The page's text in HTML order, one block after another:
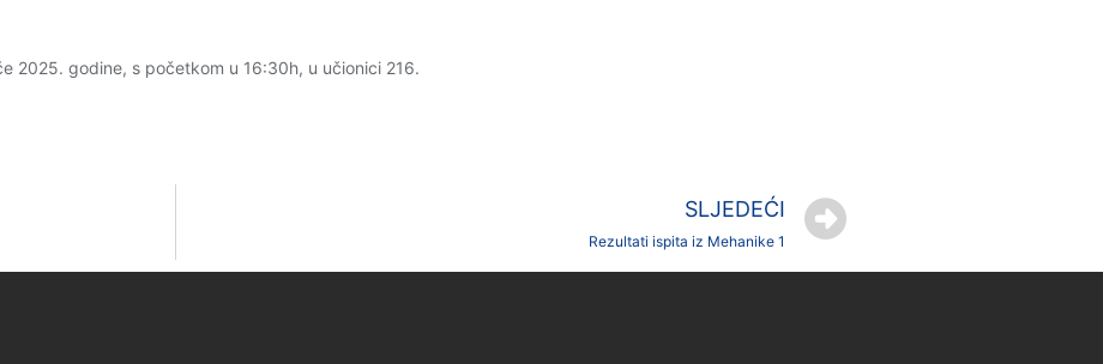
2025. godine, s početkom u 16:30h, u učionici 216.
SLJEDEĆI
Rezultati ispita iz Mehanike 1